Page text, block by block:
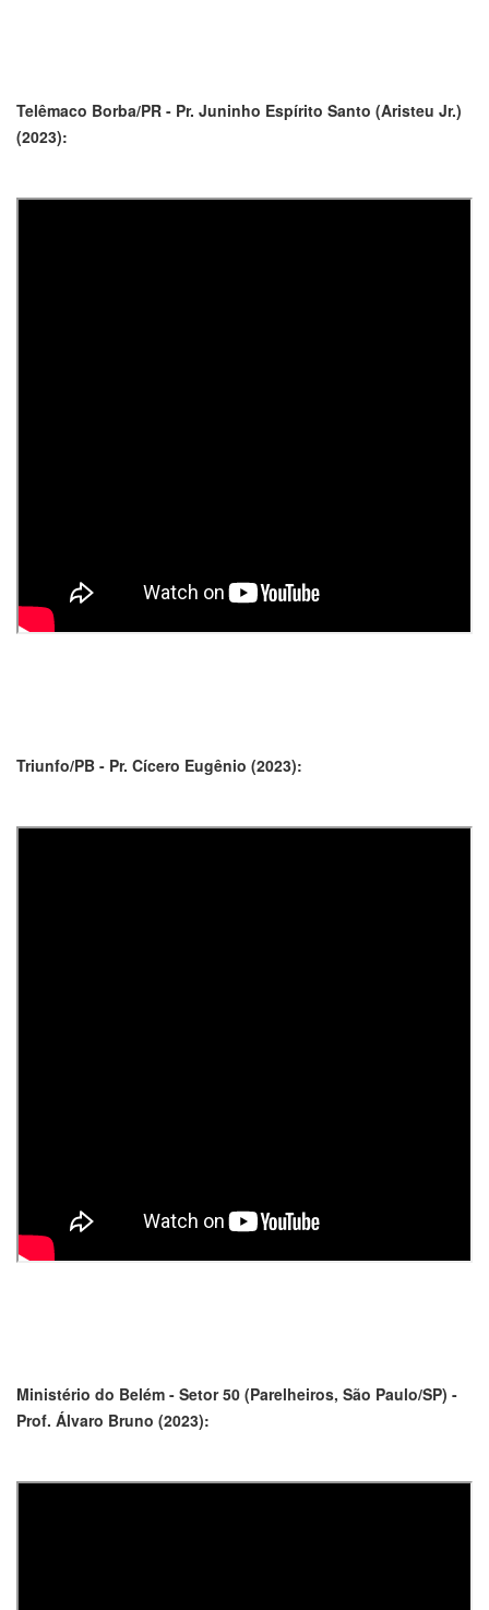
Telêmaco Borba/PR - Pr. Juninho Espírito Santo (Aristeu Jr.)
(2023):
Triunfo/PB - Pr. Cícero Eugênio (2023):
Ministério do Belém - Setor 50 (Parelheiros, São Paulo/SP) -
Prof. Álvaro Bruno (2023):